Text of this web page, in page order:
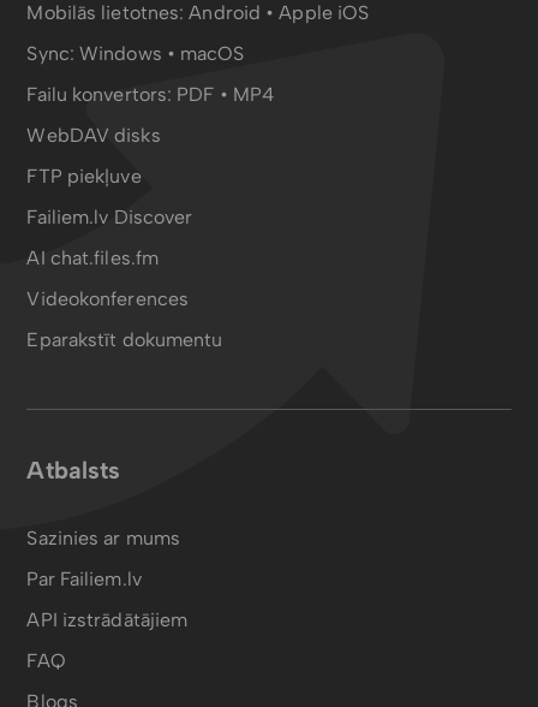
Mobilās lietotnes:Android •Apple iOS
Sync:Windows • macOS
Failu konvertors: PDF • MP4
WebDAV disks
FTP piekļuve
Failiem.lv Discover
AI chat.files.fm
Videokonferences
Eparakstīt dokumentu
Atbalsts
Sazinies ar mums
Par Failiem.lv
API izstrādātājiem
FAQ
Blogs